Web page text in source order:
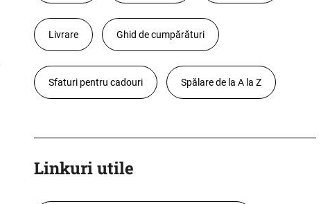
Livrare Ghid de cumpărături
Sfaturi pentru cadouri Spălare de la A la Z
Linkuri utile